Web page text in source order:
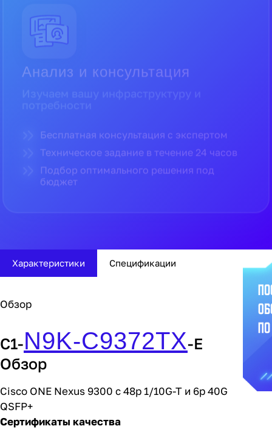
Поставка и гарантии
Поставляем только оригинальное
Прямые поставки от официальных
дистрибьюторов
Характеристики
C1- N9K-C9372TX -E
Обзор
Cisco ONE Nexus 9300 с 48p 1/10G-T и 6p 40G
QSFP+